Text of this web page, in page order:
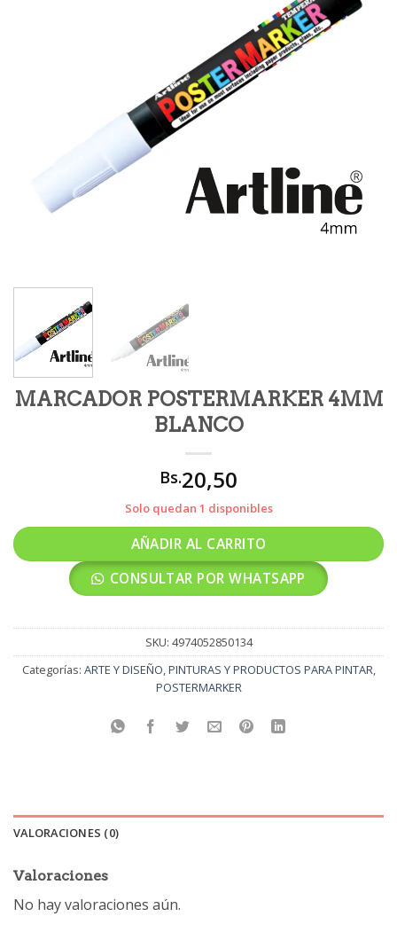
MARCADOR POSTERMARKER 4MM
BLANCO
Bs.20,50
Solo quedan 1 disponibles
AÑADIR AL CARRITO
CONSULTAR POR WHATSAPP
SKU: 4974052850134
Categorías: ARTE Y DISEÑO,PINTURAS Y PRODUCTOS PARA PINTAR,
POSTERMARKER
VALORACIONES (0)
Valoraciones
No hay valoraciones aún.